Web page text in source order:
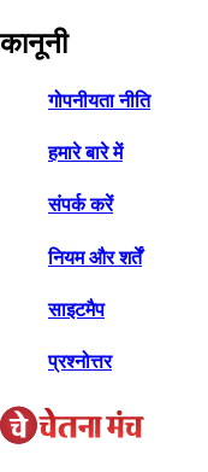
कानूनी
गोपनीयता नीति
हमारे बारे में
संपर्क करें
नियम और शर्तें
साइटमैप
प्रश्नोत्तर